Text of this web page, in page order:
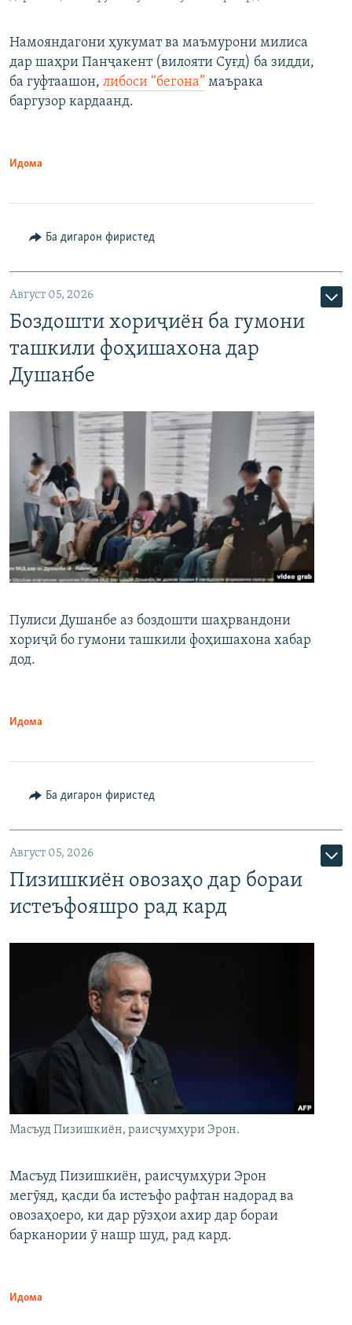
Намояндагони ҳукумат ва маъмурони милиса
дар шаҳри Панҷакент (вилояти Суғд) ба зидди,
ба гуфтаашон, либоси “бегона” маърака
баргузор кардаанд.
Идома
Ба дигарон фиристед
Август 05, 2026
Боздошти хориҷиён ба гумони
ташкили фоҳишахона дар
Душанбе
Пулиси Душанбе аз боздошти шаҳрвандони
хориҷӣ бо гумони ташкили фоҳишахона хабар
дод.
Идома
Ба дигарон фиристед
Август 05, 2026
Пизишкиён овозаҳо дар бораи
истеъфояшро рад кард
Масъуд Пизишкиён, раисҷумҳури Эрон.
Масъуд Пизишкиён, раисҷумҳури Эрон
мегӯяд, қасди ба истеъфо рафтан надорад ва
овозаҳоеро, ки дар рӯзҳои ахир дар бораи
барканории ӯ нашр шуд, рад кард.
Идома